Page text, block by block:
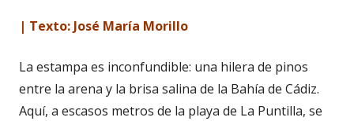
| Texto: José María Morillo
La estampa es inconfundible: una hilera de pinos
entre la arena y la brisa salina de la Bahía de Cádiz.
Aquí, a escasos metros de la playa de La Puntilla, se